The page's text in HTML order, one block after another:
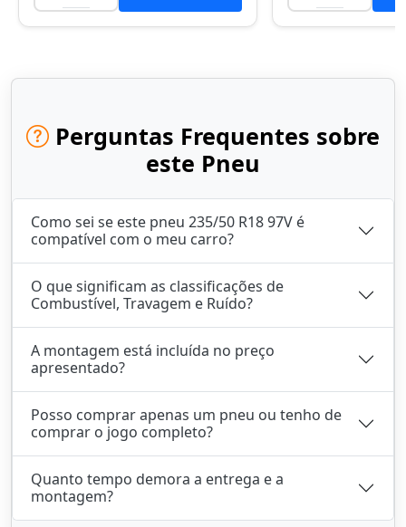
Perguntas Frequentes sobre
este Pneu
Como sei se este pneu 235/50 R18 97V é
compatível com o meu carro?
O que significam as classificações de
Combustível, Travagem e Ruído?
A montagem está incluída no preço
apresentado?
Posso comprar apenas um pneu ou tenho de
comprar o jogo completo?
Quanto tempo demora a entrega e a
montagem?